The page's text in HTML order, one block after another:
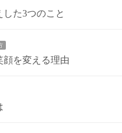
した3つのこと
顔を変える理由